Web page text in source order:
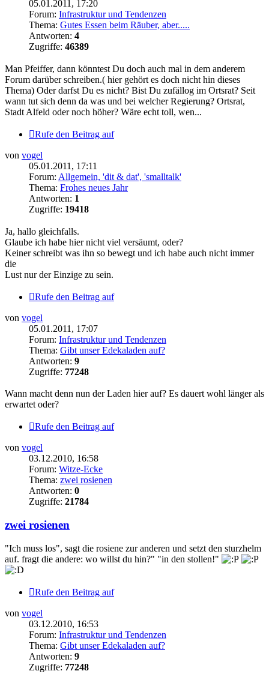
05.01.2011, 17:20
Forum: Infrastruktur und Tendenzen
Thema: Gutes Essen beim Räuber, aber.....
Antworten: 4
Zugriffe: 46389
Man Pfeiffer, dann könntest Du doch auch mal in dem anderem
Forum darüber schreiben.( hier gehört es doch nicht hin dieses
Thema) Oder darfst Du es nicht? Bist Du zufällog im Ortsrat? Seit
wann tut sich denn da was und bei welcher Regierung? Ortsrat,
Stadt Alfeld oder noch höher? Wäre echt toll, wen...
Rufe den Beitrag auf
von vogel
05.01.2011, 17:11
Forum: Allgemein, 'dit & dat', 'smalltalk'
Thema: Frohes neues Jahr
Antworten: 1
Zugriffe: 19418
Ja, hallo gleichfalls.
Glaube ich habe hier nicht viel versäumt, oder?
Keiner schreibt was ihn so bewegt und ich habe auch nicht immer
die
Lust nur der Einzige zu sein.
Rufe den Beitrag auf
von vogel
05.01.2011, 17:07
Forum: Infrastruktur und Tendenzen
Thema: Gibt unser Edekaladen auf?
Antworten: 9
Zugriffe: 77248
Wann macht denn nun der Laden hier auf? Es dauert wohl länger als
erwartet oder?
Rufe den Beitrag auf
von vogel
03.12.2010, 16:58
Forum: Witze-Ecke
Thema: zwei rosienen
Antworten: 0
Zugriffe: 21784
zwei rosienen
"Ich muss los", sagt die rosiene zur anderen und setzt den sturzhelm
auf. fragt die andere: wo willst du hin?" "in den stollen!"
Rufe den Beitrag auf
von vogel
03.12.2010, 16:53
Forum: Infrastruktur und Tendenzen
Thema: Gibt unser Edekaladen auf?
Antworten: 9
Zugriffe: 77248